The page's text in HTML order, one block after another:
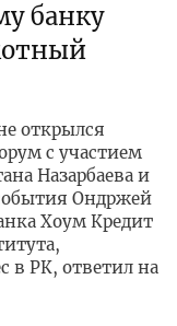
банку
открылся
с участием
Назарбаева и
Ондржей
Хоум Кредит
в РК, ответил на